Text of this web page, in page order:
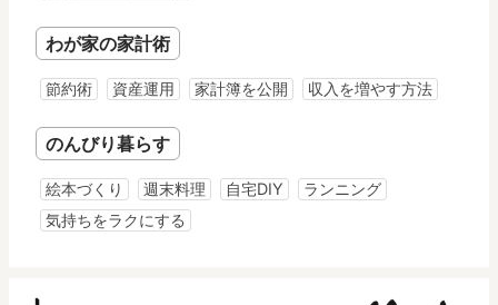
わが家の家計術
節約術 資産運用 家計簿を公開 収入を増やす方法
のんびり暮らす
絵本づくり 週末料理 自宅DIY
ランニング
気持ちをラクにする